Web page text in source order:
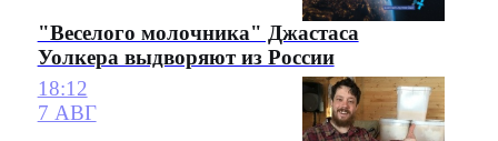
"Веселого молочника" Джастаса
Уолкера выдворяют из России
18:12
7 АВГ